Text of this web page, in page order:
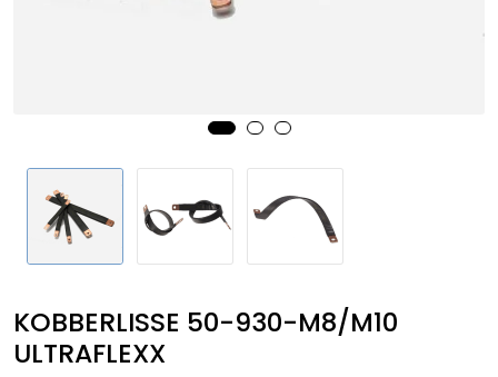
KOBBERLISSE 50-930-M8/M10
ULTRAFLEXX